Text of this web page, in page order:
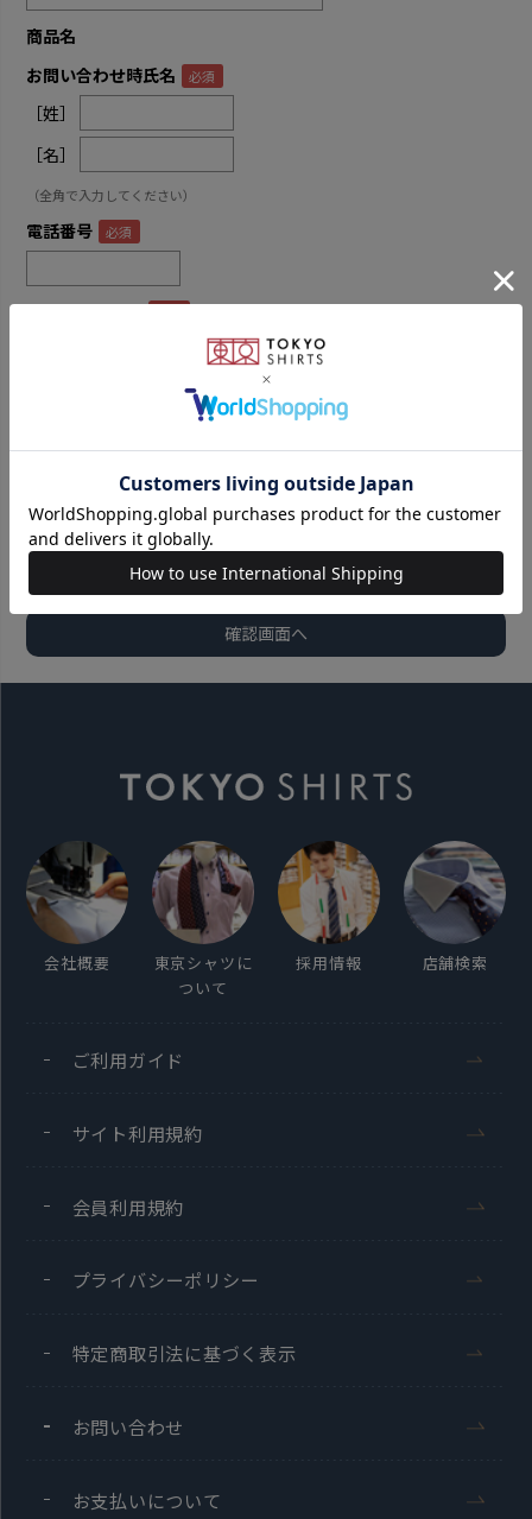
商品名
お問い合わせ時氏名
［姓］
［名］
（全角で入力してください）
電話番号
メールアドレス
会社概要
東京シャツに
ついて
採用情報 店舗検索
ご利用ガイド
サイト利用規約
会員利用規約
プライバシーポリシー
特定商取引法に基づく表示
お問い合わせ
お支払いについて